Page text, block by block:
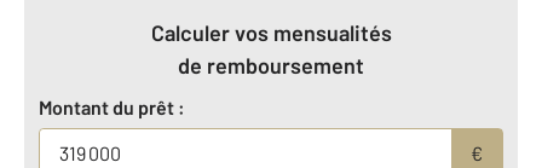
Calculer vos mensualités
de remboursement
Montant du prêt :
€